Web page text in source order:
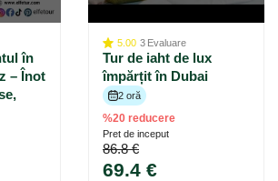
în
– Înot
5.00 3 Evaluare
Tur de iaht de lux
împărțit în Dubai
2 oră
%20 reducere
Pret de inceput
86.8 €
69.4 €